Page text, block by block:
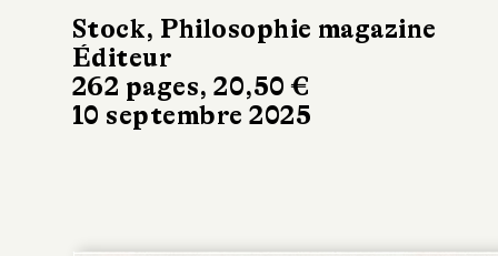
Stock, Philosophie magazine
Éditeur
262 pages, 20,50 €
10 septembre 2025